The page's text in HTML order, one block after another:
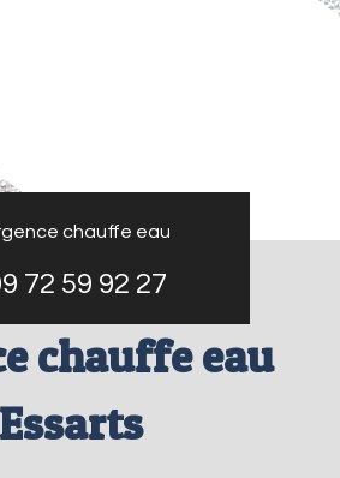
chauffe eau
72 59 92 27
chauffe eau
Essarts